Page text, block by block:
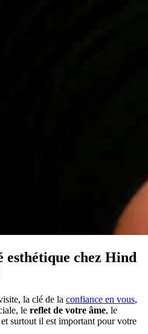
esthétique chez Hind
la clé de la confiance en vous,
le reflet de votre âme, le
surtout il est important pour votre